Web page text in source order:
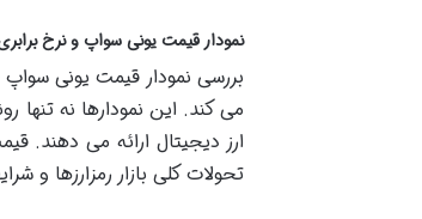
نمودار قیمت یونی سواپ و نرخ
می کند. این نمودارها نه
تحولات کلی بازار رمزارزها و